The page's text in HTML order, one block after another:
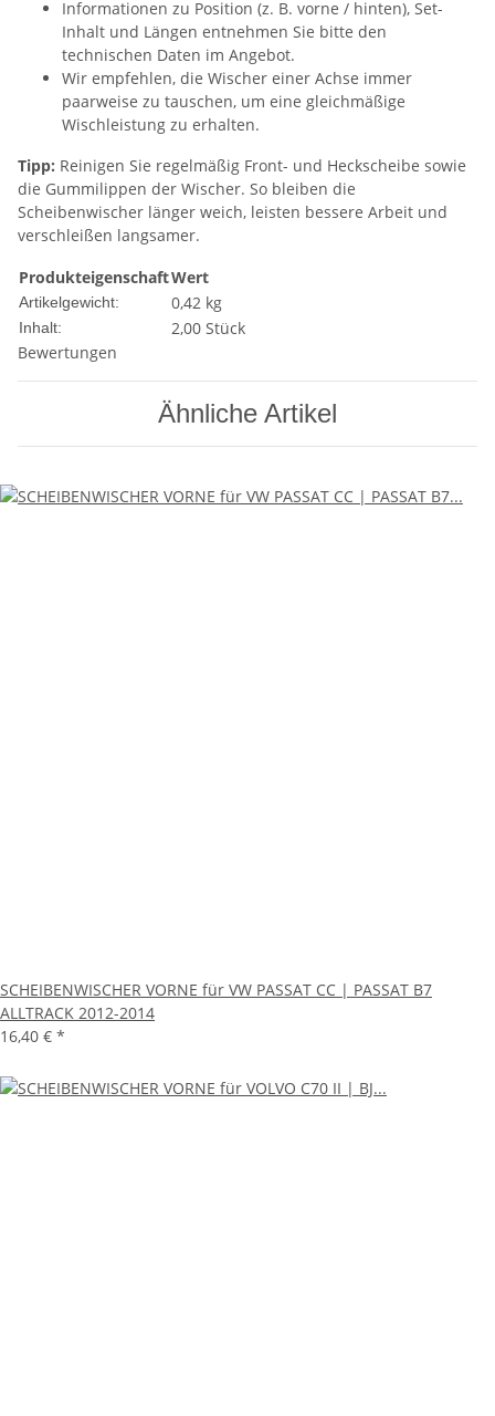
Informationen zu Position (z. B. vorne / hinten), Set-
Inhalt und Längen entnehmen Sie bitte den
technischen Daten im Angebot.
Wir empfehlen, die Wischer einer Achse immer
paarweise zu tauschen, um eine gleichmäßige
Wischleistung zu erhalten.
Tipp: Reinigen Sie regelmäßig Front- und Heckscheibe sowie
die Gummilippen der Wischer. So bleiben die
Scheibenwischer länger weich, leisten bessere Arbeit und
verschleißen langsamer.
ProdukteigenschaftWert
Artikelgewicht: 0,42 kg
Inhalt:
2,00 Stück
Bewertungen
Ähnliche Artikel
SCHEIBENWISCHER VORNE für VW PASSAT CC | PASSAT B7
ALLTRACK 2012-2014
16,40 € *